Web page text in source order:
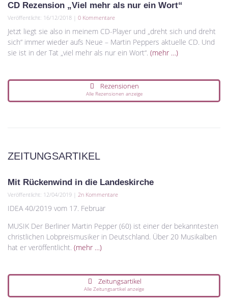
CD Rezension „Viel mehr als nur ein Wort“
Veröffentlicht: 16/12/2018 | 0 Kommentare
Jetzt liegt sie also in meinem CD-Player und „dreht sich und dreht
sich“ immer wieder aufs Neue – Martin Peppers aktuelle CD. Und
sie ist in der Tat „viel mehr als nur ein Wort“. (mehr …)
Rezensionen
Alle Rezensionen anzeige
ZEITUNGSARTIKEL
Mit Rückenwind in die Landeskirche
Veröffentlicht: 12/04/2019 | 2n Kommentare
IDEA 40/2019 vom 17. Februar
MUSIK Der Berliner Martin Pepper (60) ist einer der bekanntesten
christlichen Lobpreismusiker in Deutschland. Über 20 Musikalben
hat er veröffentlicht. (mehr …)
Zeitungsartikel
Alle Zeitungsartikel anzeige